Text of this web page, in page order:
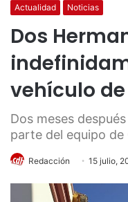
Actualidad Noticias
Dos
vehículo
Dos meses
parte del equipo de
Redacción 15 julio,